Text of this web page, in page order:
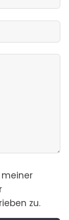
zu.